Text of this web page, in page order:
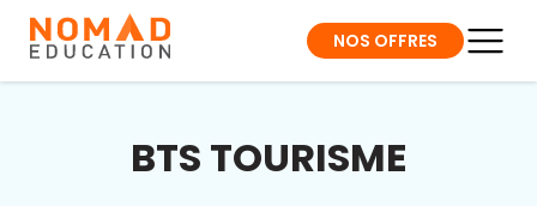
NOS OFFRES
BTS TOURISME